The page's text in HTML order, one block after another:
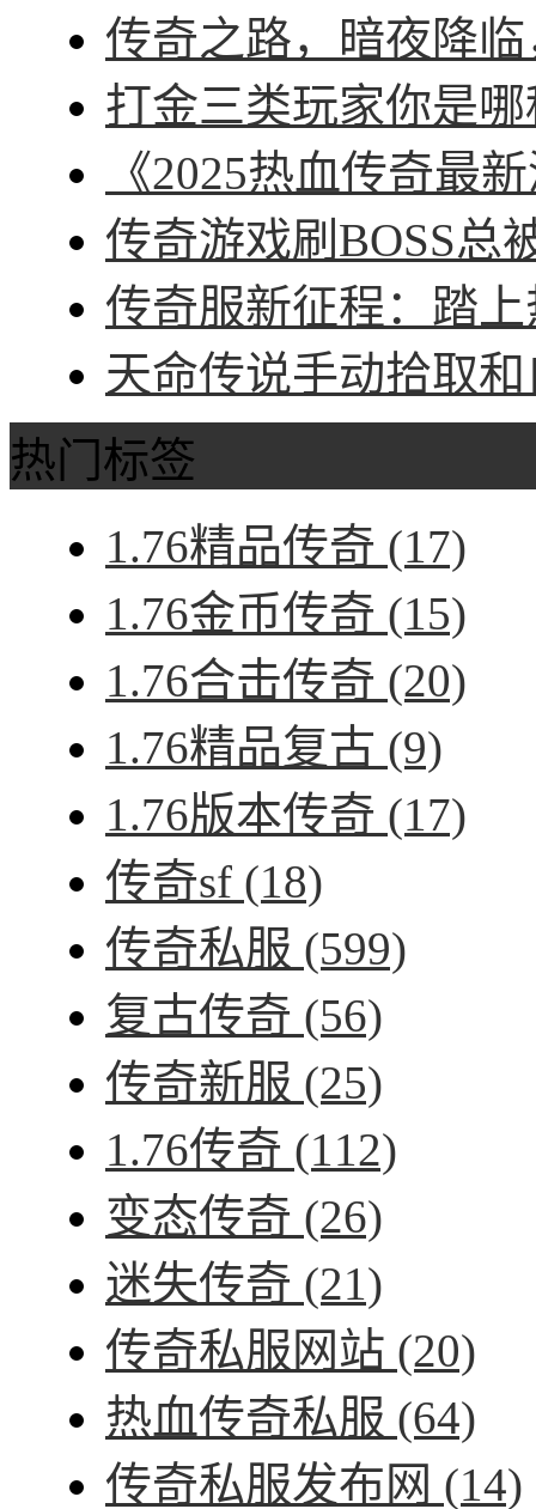
传奇之路，暗夜降
打金三类玩家你是
《2025热血传奇最
传奇游戏刷BOSS总
传奇服新征程：踏
天命传说手动拾取
热门标签
1.76精品传奇 (17)
1.76金币传奇 (15)
1.76合击传奇 (20)
1.76精品复古 (9)
1.76版本传奇 (17)
传奇sf (18)
传奇私服 (599)
复古传奇 (56)
传奇新服 (25)
1.76传奇 (112)
变态传奇 (26)
迷失传奇 (21)
传奇私服网站 (20)
热血传奇私服 (64)
传奇私服发布网 (14)